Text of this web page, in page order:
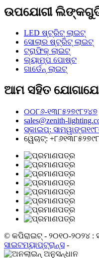
ଉପଯୋଗୀ
LED ଷ୍ଟ୍ରିଟ୍ ଲାଇଟ୍
ସୋଲାର ଷ୍ଟ୍ରିଟ୍ ଲାଇଟ୍
ଟ୍ରାଫିକ୍ ଲାଇଟ୍
ଲ୍ୟାମ୍ପ ପୋଷ୍ଟ
ଗାର୍ଡେନ୍ ଲାଇଟ୍
ଆମ ସହିତ
୦୦୮୬-୧୩୮୫୨୭୯୮୨୪୭
sales@zenith-
ସ୍କାଇପ୍:
ୱେଚାଟ୍:
© କପିରାଇଟ୍ - ୨୦୧୦-୨୦୨୪ :
ସାଇଟମ୍ୟାପ୍‍ଟ୍ରାନ୍ସ -